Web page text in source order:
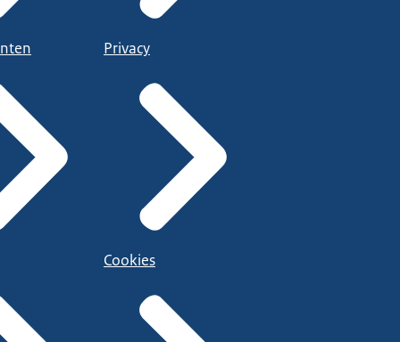
Privacy
Cookies